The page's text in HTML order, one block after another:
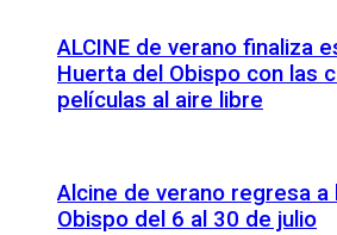
ALCINE de verano finaliza
Huerta del Obispo con las
películas al aire libre
Alcine de verano regresa a
Obispo del 6 al 30 de julio